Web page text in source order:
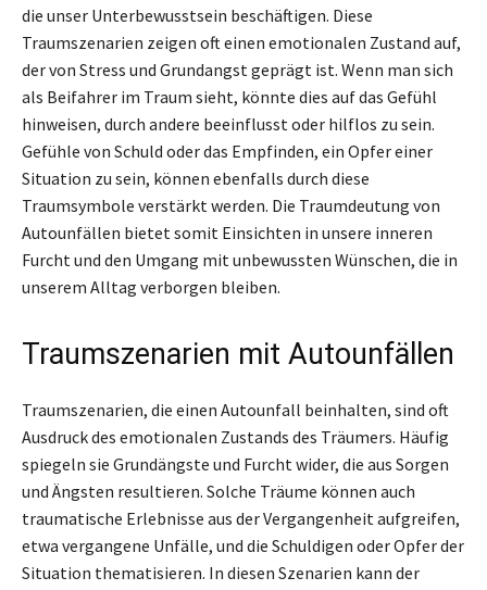
die unser Unterbewusstsein beschäftigen. Diese
Traumszenarien zeigen oft einen emotionalen Zustand auf,
der von Stress und Grundangst geprägt ist. Wenn man sich
als Beifahrer im Traum sieht, könnte dies auf das Gefühl
hinweisen, durch andere beeinflusst oder hilflos zu sein.
Gefühle von Schuld oder das Empfinden, ein Opfer einer
Situation zu sein, können ebenfalls durch diese
Traumsymbole verstärkt werden. Die Traumdeutung von
Autounfällen bietet somit Einsichten in unsere inneren
Furcht und den Umgang mit unbewussten Wünschen, die in
unserem Alltag verborgen bleiben.
Traumszenarien mit Autounfällen
Traumszenarien, die einen Autounfall beinhalten, sind oft
Ausdruck des emotionalen Zustands des Träumers. Häufig
spiegeln sie Grundängste und Furcht wider, die aus Sorgen
und Ängsten resultieren. Solche Träume können auch
traumatische Erlebnisse aus der Vergangenheit aufgreifen,
etwa vergangene Unfälle, und die Schuldigen oder Opfer der
Situation thematisieren. In diesen Szenarien kann der